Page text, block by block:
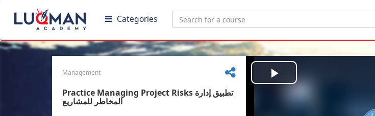
Categories
Management
Practice Managing Project Risks تطبيق إدارة
المخاطر للمشاريع
Play
Video